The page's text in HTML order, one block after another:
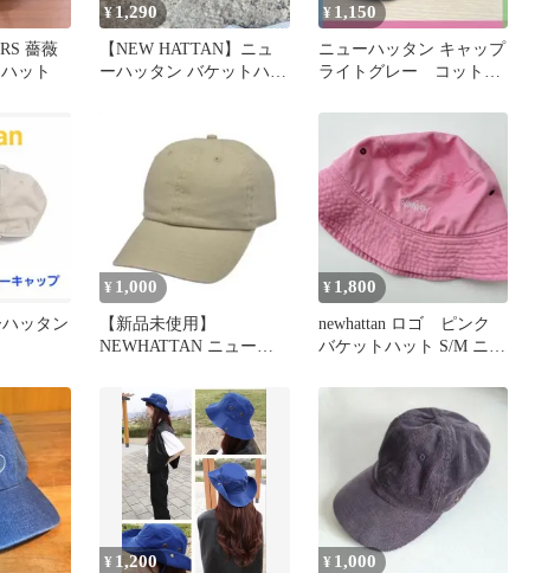
薔薇
ット
¥1,290
【NEW HATTAN】ニュ
ーハッタン バケットハッ
¥ 1,150
ニューハッタン キャップ
ライトグレー コットン
ハッタン
¥ 1,000
【新品未使用】
NEWHATTAN ニューハ
キャップ
¥ 1,800
newhattan ロゴ ピンク
バケットハット S/M ニュ
¥ 1,200 ¥ 1,000